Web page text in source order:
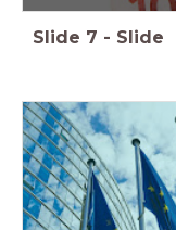
Slide 7 - Slide